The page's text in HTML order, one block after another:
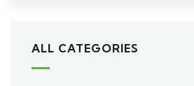
ALL CATEGORIES